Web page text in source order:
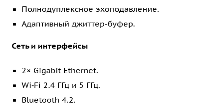
Полнодуплексное эхоподавление.
Адаптивный джиттер-буфер.
Сеть и интерфейсы
2× Gigabit Ethernet.
Wi‑Fi 2.4 ГГц и 5 ГГц.
Bluetooth 4.2.